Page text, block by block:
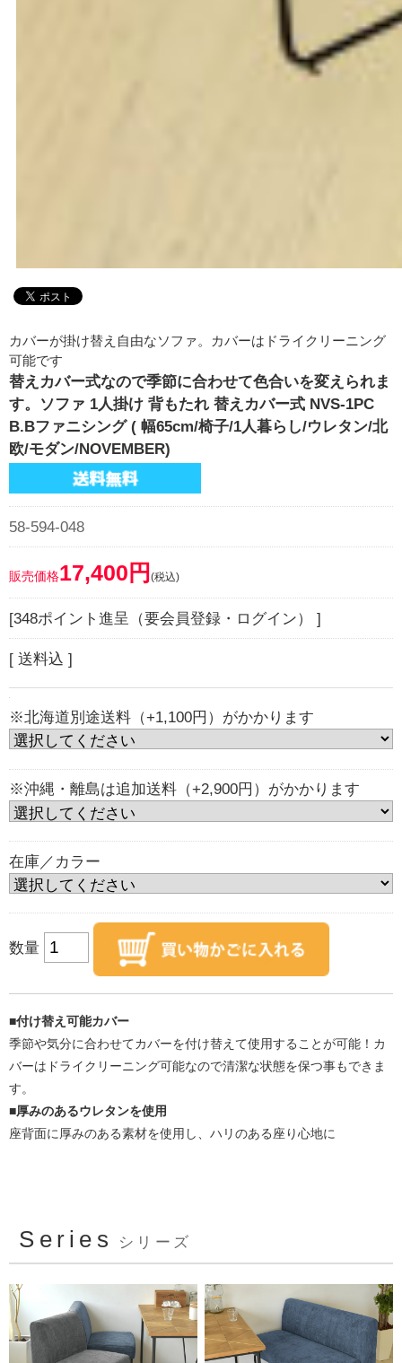
カバーが掛け替え自由なソファ。カバーはドライクリーニング
可能です
替えカバー式なので季節に合わせて色合いを変えられま
す。ソファ 1人掛け 背もたれ 替えカバー式 NVS-1PC
B.Bファニシング ( 幅65cm/椅子/1人暮らし/ウレタン/北
欧/モダン/NOVEMBER)
58-594-048
販売価格17,400円 (税込)
[348ポイント進呈（要会員登録・ログイン） ]
[ 送料込 ]
※北海道別途送料（+1,100円）がかかります
※沖縄・離島は追加送料（+2,900円）がかかります
在庫／カラー
数量
■付け替え可能カバー
季節や気分に合わせてカバーを付け替えて使用することが可能！カ
バーはドライクリーニング可能なので清潔な状態を保つ事もできま
す。
■厚みのあるウレタンを使用
座背面に厚みのある素材を使用し、ハリのある座り心地に
Series シリーズ